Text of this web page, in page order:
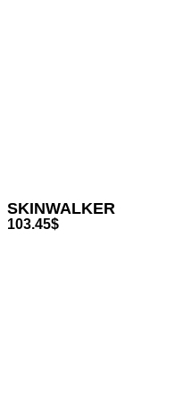
SKINWALKER
103.45$